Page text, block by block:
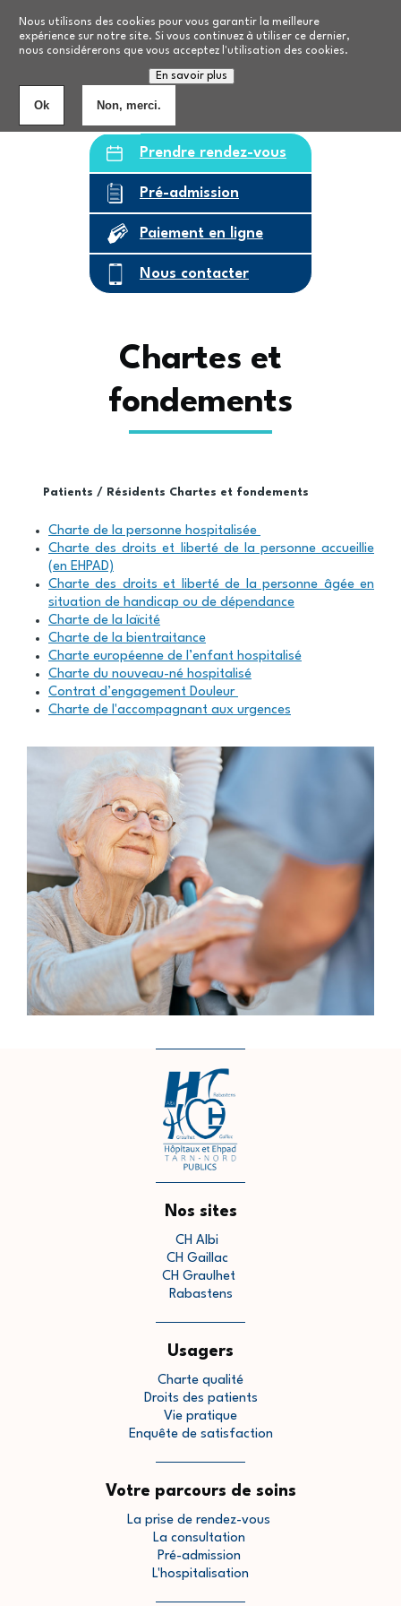
Nous utilisons des cookies pour vous garantir la meilleure
expérience sur notre site. Si vous continuez à utiliser ce dernier,
nous considérerons que vous acceptez l'utilisation des cookies.
En savoir plus
Ok Non, merci.
Nos formations
Personnes âgées8
Prendre rendez-vous
Pré-admission
Paiement en ligne
Nous contacter
Chartes et
fondements
Fil
d'Ariane
Patients / Résidents Chartes et fondements
Charte de la personne hospitalisée
Charte des droits et liberté de la personne accueillie
(en EHPAD)
Charte des droits et liberté de la personne âgée en
situation de handicap ou de dépendance
Charte de la laïcité
Charte de la bientraitance
Charte européenne de l’enfant hospitalisé
Charte du nouveau-né hospitalisé
Contrat d’engagement Douleur
Charte de l'accompagnant aux urgences
Nos sites
CH Albi
CH Gaillac
CH Graulhet
Rabastens
Usagers
Charte qualité
Droits des patients
Vie pratique
Enquête de satisfaction
Votre parcours de soins
La prise de rendez-vous
La consultation
Pré-admission
L'hospitalisation